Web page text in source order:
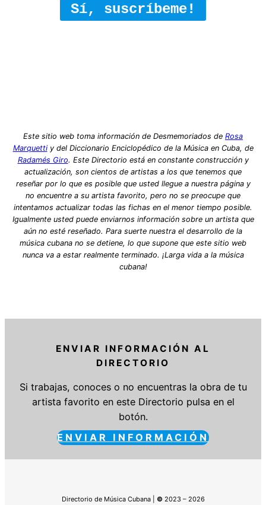
Sí, suscríbeme!
Este sitio web toma información de Desmemoriados de Rosa
Marquettiy del Diccionario Enciclopédico de la Música en Cuba, de
Radamés Giro. Este Directorio está en constante construcción y
actualización, son cientos de artistas a los que tenemos que
reseñar por lo que es posible que usted llegue a nuestra página y
no encuentre a su artista favorito, pero no se preocupe que
intentamos actualizar todas las fichas en el menor tiempo posible.
Igualmente usted puede enviarnos información sobre un artista que
aún no esté reseñado. Para suerte nuestra el desarrollo de la
música cubana no se detiene, lo que supone que este sitio web
nunca va a estar realmente terminado. ¡Larga vida a la música
cubana!
ENVIAR INFORMACIÓN AL
DIRECTORIO
Si trabajas, conoces o no encuentras la obra de tu
artista favorito en este Directorio pulsa en el
botón.
ENVIAR INFORMACIÓN
Directorio de Música Cubana | © 2023 – 2026